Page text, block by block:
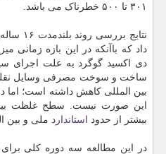
۳۰۱ تا ۵۰۰ خطرناک می باشد.
نتایج
داد که باآنکه در این بازه زمانی
دی اکسید گوگرد به علت اجرای
ساخت و سوخت مصرفی وسایل
بین المللی کاهش داشته است؛ اما
این صورت نیست. سطح غلظت بیشتر
بیشتر از حدود استاندارد ملی و بین
در این مطالعه سه دوره کلی برای